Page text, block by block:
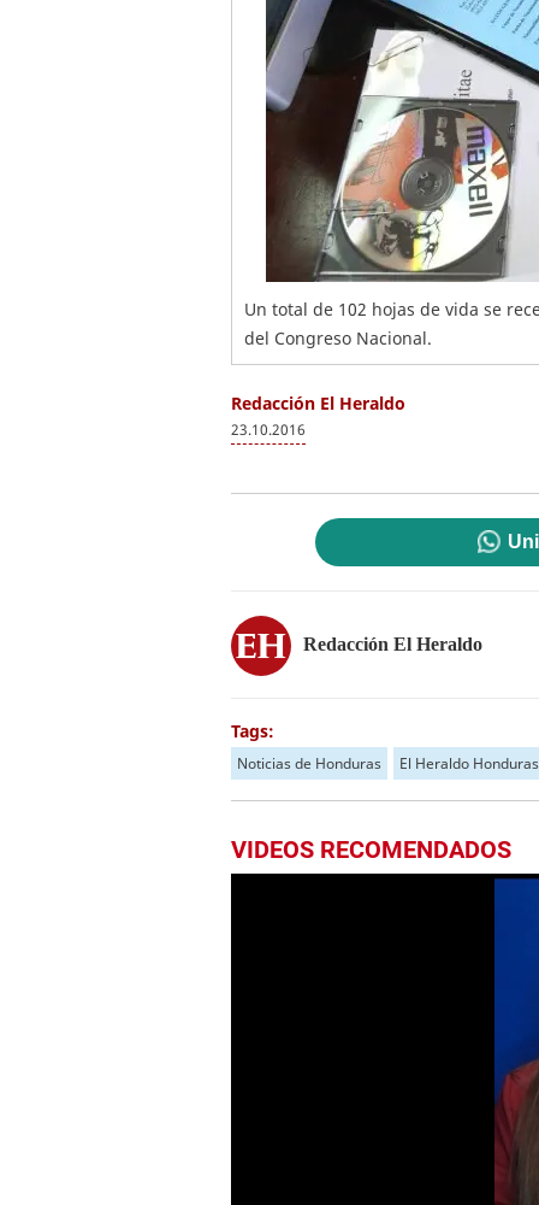
Un total de 102 hojas de vida se
del Congreso Nacional.
Redacción El Heraldo
23.10.2016
Redacción El Heraldo
Tags:
Noticias de Honduras El Heraldo Honduras
VIDEOS RECOMENDADOS